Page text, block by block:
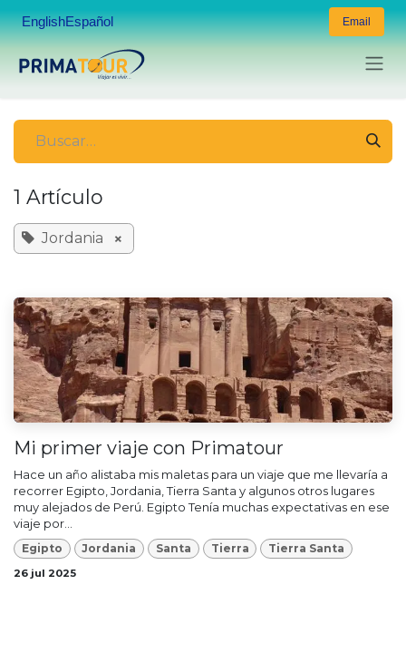
EnglishEspañol Email
1 Artículo
Jordania ×
Mi primer viaje con Primatour
Hace un año alistaba mis maletas para un viaje que me llevaría a
recorrer Egipto, Jordania, Tierra Santa y algunos otros lugares
muy alejados de Perú. Egipto Tenía muchas expectativas en ese
viaje por...
Egipto Jordania Santa Tierra Tierra Santa
26 jul 2025